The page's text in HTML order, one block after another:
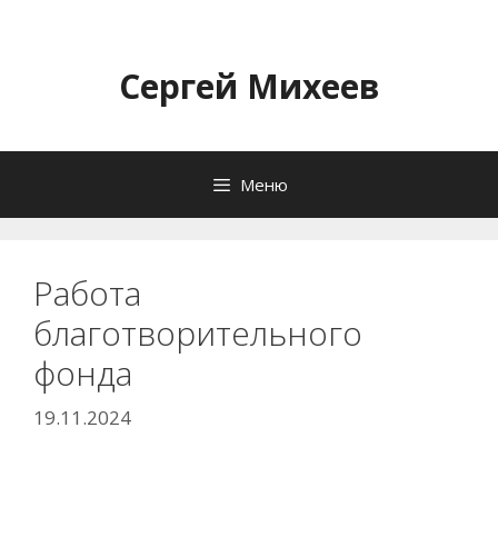
содержимомуСергей Михеев
Меню
Работа
благотворительного
фонда
19.11.2024